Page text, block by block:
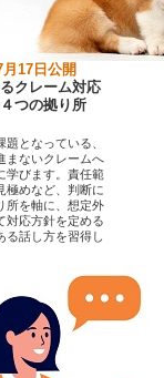
17日公開
クレーム対応
つの拠り所
となっている、
まないクレームへ
学びます。責任範
極めなど、判断に
所を軸に、想定外
対応方針を定める
る話し方を習得し